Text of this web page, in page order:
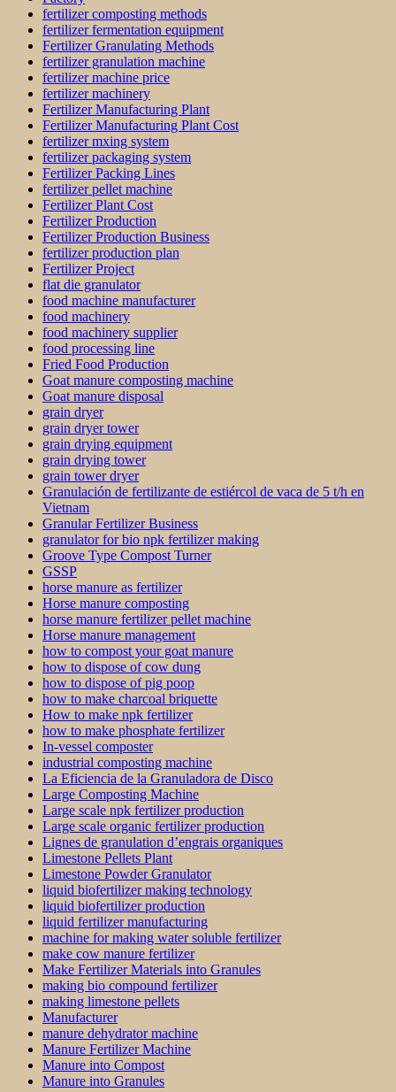
fertilizer composting methods
fertilizer fermentation equipment
Fertilizer Granulating Methods
fertilizer granulation machine
fertilizer machine price
fertilizer machinery
Fertilizer Manufacturing Plant
Fertilizer Manufacturing Plant Cost
fertilizer mxing system
fertilizer packaging system
Fertilizer Packing Lines
fertilizer pellet machine
Fertilizer Plant Cost
Fertilizer Production
Fertilizer Production Business
fertilizer production plan
Fertilizer Project
flat die granulator
food machine manufacturer
food machinery
food machinery supplier
food processing line
Fried Food Production
Goat manure composting machine
Goat manure disposal
grain dryer
grain dryer tower
grain drying equipment
grain drying tower
grain tower dryer
Granulación de fertilizante de estiércol de vaca de 5 t/h en
Vietnam
Granular Fertilizer Business
granulator for bio npk fertilizer making
Groove Type Compost Turner
GSSP
horse manure as fertilizer
Horse manure composting
horse manure fertilizer pellet machine
Horse manure management
how to compost your goat manure
how to dispose of cow dung
how to dispose of pig poop
how to make charcoal briquette
How to make npk fertilizer
how to make phosphate fertilizer
In-vessel composter
industrial composting machine
La Eficiencia de la Granuladora de Disco
Large Composting Machine
Large scale npk fertilizer production
Large scale organic fertilizer production
Lignes de granulation d’engrais organiques
Limestone Pellets Plant
Limestone Powder Granulator
liquid biofertilizer making technology
liquid biofertilizer production
liquid fertilizer manufacturing
machine for making water soluble fertilizer
make cow manure fertilizer
Make Fertilizer Materials into Granules
making bio compound fertilizer
making limestone pellets
Manufacturer
manure dehydrator machine
Manure Fertilizer Machine
Manure into Compost
Manure into Granules